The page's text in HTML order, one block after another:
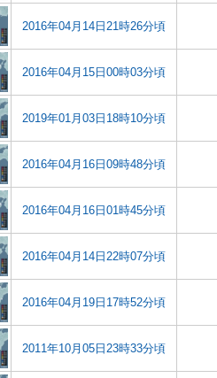
2016年04月14日21時26分頃
2016年04月15日00時03分頃
2019年01月03日18時10分頃
2016年04月16日09時48分頃
2016年04月16日01時45分頃
2016年04月14日22時07分頃
2016年04月19日17時52分頃
2011年10月05日23時33分頃